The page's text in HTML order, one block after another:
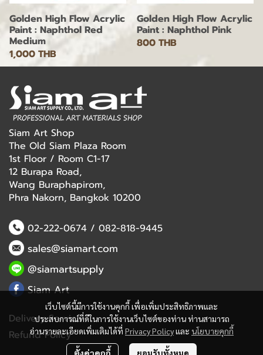
Golden High Flow Acrylic
Paint : Naphthol Red
Medium
1,000 THB
Golden High Flow Acrylic
Paint : Naphthol Pink
800 THB
เว็บไซต์นี้มีการใช้งานคุกกี้ เพื่อเพิ่มประสิทธิภาพและ
ประสบการณ์ที่ดีในการใช้งานเว็บไซต์ของท่าน ท่านสามารถ
อ่านรายละเอียดเพิ่มเติมได้ที่ Privacy Policyและ นโยบายคุกกี้
ตั้งค่าคุกกี้ ยอมรับทั้งหมด
Siam Art Shop
The Old Siam Plaza Room
1st Floor / Room C1-17
12 Burapa Road,
Wang Buraphapirom,
Phra Nakorn, Bangkok 10200
02-222-0674/ 082-818-9445
sales@siamart.com
@siamartsupply
Siam Art
Delivery Service
Refund Policy